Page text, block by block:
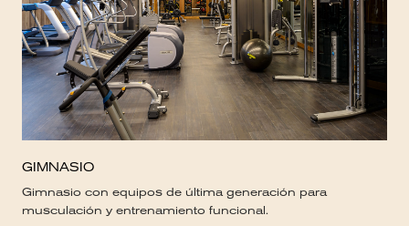
GIMNASIO
Gimnasio con equipos de última generación para
musculación y entrenamiento funcional.